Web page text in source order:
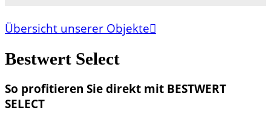
Übersicht unserer Objekte
Bestwert Select
So profitieren Sie direkt mit BESTWERT
SELECT